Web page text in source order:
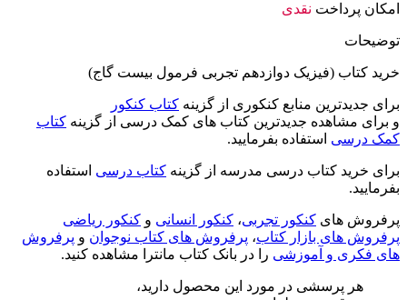
امکان پرداخت نقدی
توضیحات
خرید کتاب (فیزیک دوازدهم تجربی فرمول بیست گاج)
برای جدیدترین منابع کنکوری از گزینه کتاب کنکور
و برای مشاهده جدیدترین کتاب های کمک درسی از گزینه کتاب
کمک درسی استفاده بفرمایید.
برای خرید کتاب درسی مدرسه از گزینه کتاب درسی استفاده
بفرمایید.
پرفروش های کنکور تجربی، کنکور انسانی و کنکور ریاضی
پرفروش های بازار کتاب، پرفروش های کتاب نوجوان و پرفروش
های فکری و آموزشی را در بانک کتاب مانترا مشاهده کنید.
هر پرسشی در مورد این محصول دارید،